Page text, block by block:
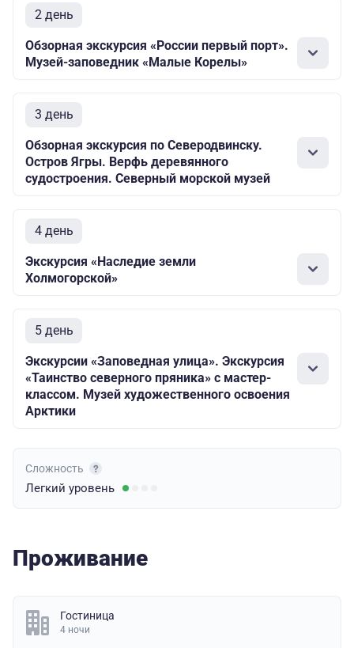
2 день
Обзорная экскурсия «России первый порт».
Музей-заповедник «Малые Корелы»
3 день
Обзорная экскурсия по Северодвинску.
Остров Ягры. Верфь деревянного
судостроения. Северный морской музей
4 день
Экскурсия «Наследие земли
Холмогорской»
5 день
Экскурсии «Заповедная улица». Экскурсия
«Таинство северного пряника» с мастер-
классом. Музей художественного освоения
Арктики
Сложность
Легкий уровень
Проживание
Гостиница
4 ночи